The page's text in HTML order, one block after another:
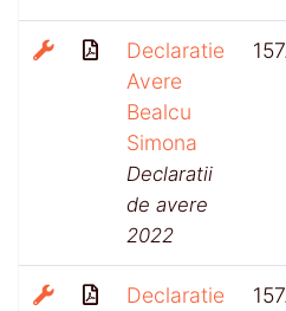
Declaratie
Avere
Bealcu
Simona
Declaratii
de avere
2022
Declaratie